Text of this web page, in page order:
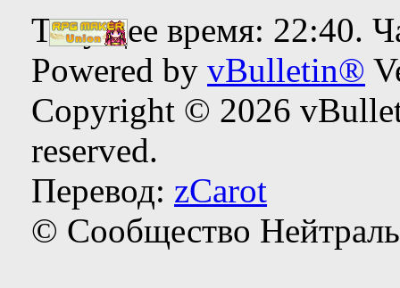
Текущее время: 22:40.
Powered by vBulletin®
Copyright © 2026
reserved.
Перевод: zCarot
© Сообщество